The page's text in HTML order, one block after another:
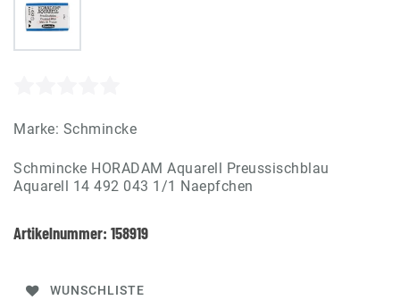
Marke: Schmincke
Schmincke HORADAM Aquarell Preussischblau
Aquarell 14 492 043 1/1 Naepfchen
Artikelnummer: 158919
WUNSCHLISTE